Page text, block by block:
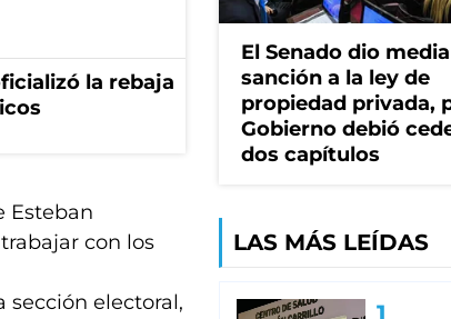
la rebaja
Esteban
con los
electoral,
El Senado dio media
sanción a la ley de
propiedad privada,
Gobierno debió
dos capítulos
LAS MÁS LEÍDAS